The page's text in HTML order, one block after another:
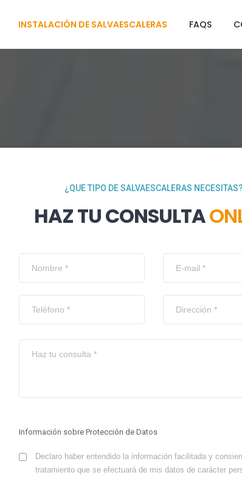
INSTALACIÓN DE SALVAESCALERAS FAQS
¿QUE TIPO DE SALVAESCALERAS NECESITAS?
HAZ TU CONSULTA
Información sobre Protección de Datos
Declaro haber entendido la información facilitada y
tratamiento que se efectuará de mis datos de carácter